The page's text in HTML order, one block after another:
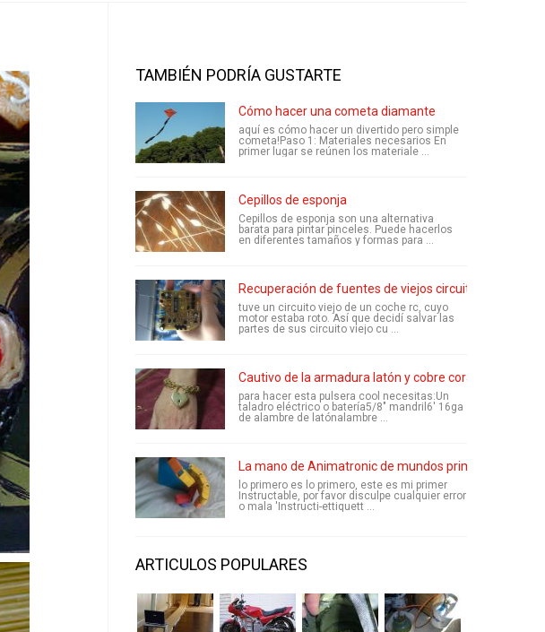
TAMBIÉN PODRÍA GUSTARTE
Cómo hacer una cometa diamante
aquí es cómo hacer un divertido pero simple
cometa!Paso 1: Materiales necesarios En
primer lugar se reúnen los materiale ...
Cepillos de esponja
Cepillos de esponja son una alternativa
barata para pintar pinceles. Puede hacerlos
en diferentes tamaños y formas para ...
Recuperación de fuentes de viejos circuitos
tuve un circuito viejo de un coche rc, cuyo
motor estaba roto. Así que decidí salvar las
partes de sus circuito viejo cu ...
Cautivo de la armadura latón y cobre corazón Pulsera
para hacer esta pulsera cool necesitas:Un
taladro eléctrico o batería5/8" mandril6' 16ga
de alambre de latónalambre ...
La mano de Animatronic de mundos primer papel
lo primero es lo primero, este es mi primer
Instructable, por favor disculpe cualquier error
o mala 'Instructi-ettiquett ...
ARTICULOS POPULARES